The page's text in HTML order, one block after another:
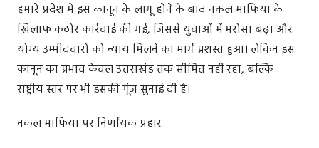
हमारे प्रदेश में इस कानून के लागू होने के बाद नकल माफिया के
खिलाफ कठोर कार्रवाई की गई, जिससे युवाओं में भरोसा बढ़ा और
योग्य उम्मीदवारों को न्याय मिलने का मार्ग प्रशस्त हुआ। लेकिन इस
कानून का प्रभाव केवल उत्तराखंड तक सीमित नहीं रहा, बल्कि
राष्ट्रीय स्तर पर भी इसकी गूंज सुनाई दी है।
नकल माफिया पर निर्णायक प्रहार